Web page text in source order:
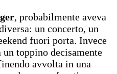
, probabilmente aveva
un concerto, un
fuori porta. Invece
toppino decisamente
avvolta in una